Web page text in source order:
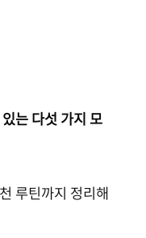
는 다섯 가지 모
루틴까지 정리해